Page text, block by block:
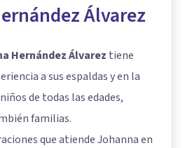
Álvarez
Hernández Álvarez tiene
a sus espaldas y en la
de todas las edades,
familias.
que atiende Johanna en